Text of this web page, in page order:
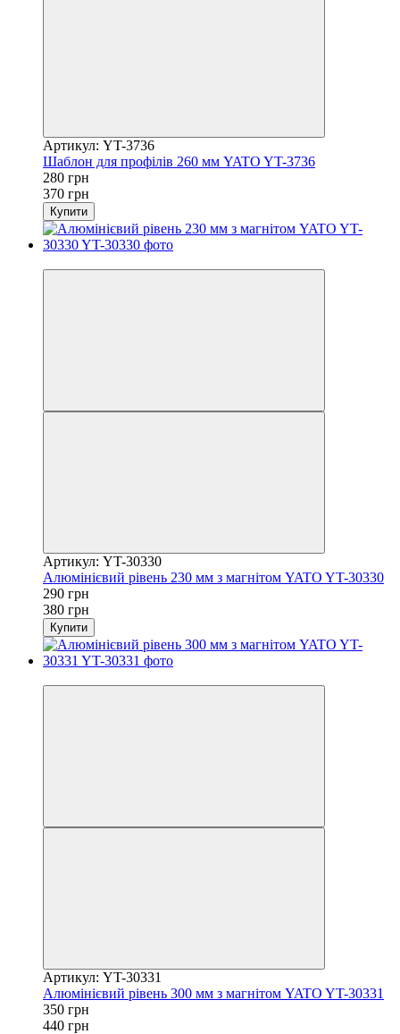
Артикул: YT-3736
Шаблон для профілів 260 мм YATO YT-3736
280 грн
370 грн
Купити
Артикул: YT-30330
Алюмінієвий рівень 230 мм з магнітом YATO YT-30330
290 грн
380 грн
Купити
Артикул: YT-30331
Алюмінієвий рівень 300 мм з магнітом YATO YT-30331
350 грн
440 грн